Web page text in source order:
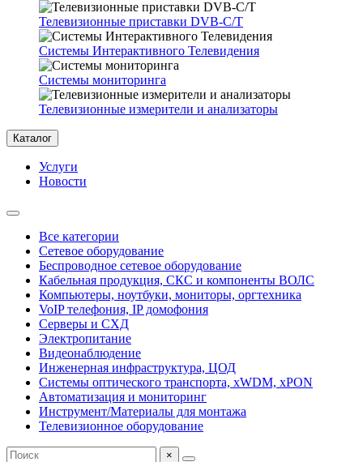
Телевизионные приставки DVB-C/T
Системы Интерактивного Телевидения
Системы мониторинга
Телевизионные измерители и анализаторы
Каталог
Услуги
Новости
Все категории
Сетевое оборудование
Беспроводное сетевое оборудование
Кабельная продукция, СКС и компоненты ВОЛС
Компьютеры, ноутбуки, мониторы, оргтехника
VoIP телефония, IP домофония
Серверы и СХД
Электропитание
Видеонаблюдение
Инженерная инфраструктура, ЦОД
Системы оптического транспорта, xWDM, xPON
Автоматизация и мониторинг
Инструмент/Материалы для монтажа
Телевизионное оборудование
×